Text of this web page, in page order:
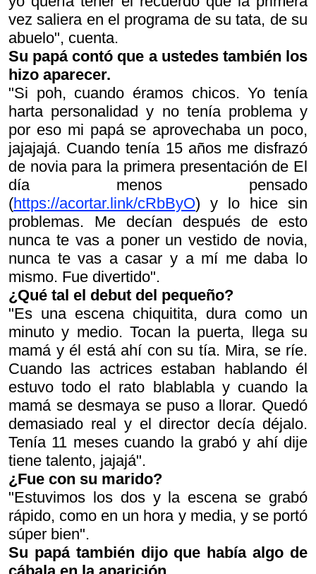
vez saliera en el programa de su tata, de su
abuelo", cuenta.
Su papá contó que a ustedes también los
hizo aparecer.
"Si poh, cuando éramos chicos. Yo tenía
harta personalidad y no tenía problema y
por eso mi papá se aprovechaba un poco,
jajajajá. Cuando tenía 15 años me disfrazó
de novia para la primera presentación de El
día menos pensado
(https://acortar.link/cRbByO) y lo hice sin
problemas. Me decían después de esto
nunca te vas a poner un vestido de novia,
nunca te vas a casar y a mí me daba lo
mismo. Fue divertido".
¿Qué tal el debut del pequeño?
"Es una escena chiquitita, dura como un
minuto y medio. Tocan la puerta, llega su
mamá y él está ahí con su tía. Mira, se ríe.
Cuando las actrices estaban hablando él
estuvo todo el rato blablabla y cuando la
mamá se desmaya se puso a llorar. Quedó
demasiado real y el director decía déjalo.
Tenía 11 meses cuando la grabó y ahí dije
tiene talento, jajajá".
¿Fue con su marido?
"Estuvimos los dos y la escena se grabó
rápido, como en un hora y media, y se portó
súper bien".
Su papá también dijo que había algo de